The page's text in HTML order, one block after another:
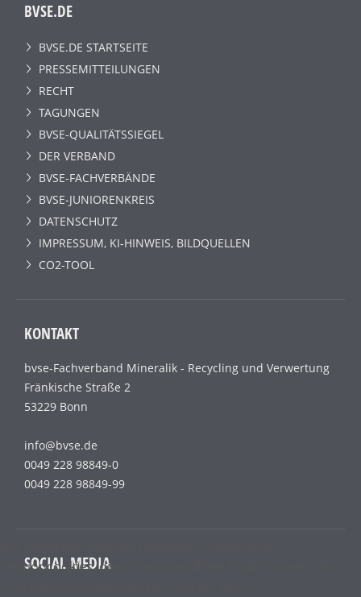
BVSE.DE
BVSE.DE STARTSEITE
PRESSEMITTEILUNGEN
RECHT
TAGUNGEN
BVSE-QUALITÄTSSIEGEL
DER VERBAND
BVSE-FACHVERBÄNDE
BVSE-JUNIORENKREIS
DATENSCHUTZ
IMPRESSUM, KI-HINWEIS, BILDQUELLEN
CO2-TOOL
KONTAKT
bvse-Fachverband Mineralik - Recycling und Verwertung
Fränkische Straße 2
53229 Bonn
info@bvse.de
0049 228 98849-0
0049 228 98849-99
SOCIAL MEDIA
Sessioncookies, die das einwandfreie Funktionieren der